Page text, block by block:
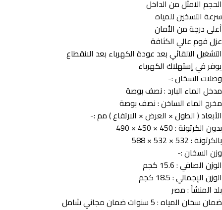
الحجم الامثل من الداخل
سرعة التسخين للمياه
أعلى درجة من الأمان
عزل فوم عالي الكثافة
التشغيل التلقائي بعد عودة الكهرباء بعد الانقطاع
يوفر في إستهلاك الكهرباء
وصلات السخان :-
مدخل الماء البارد : نصف بوصة
مخرج الماء الساخن : نصف بوصة
الأبعاد ( الطول × العرض × الارتفاع ) مم :-
بدون الكرتونة : 450 × 450 × 490
بالكرتونة : 532 × 532 × 588
وزن السخان :-
الوزن الصافي : 15.6 كجم
الوزن الإجمالي : 18.5 كجم
بلد المنشأ : مصر
ضمان سخان المياه : 5 سنوات ضمان مجاني شامل